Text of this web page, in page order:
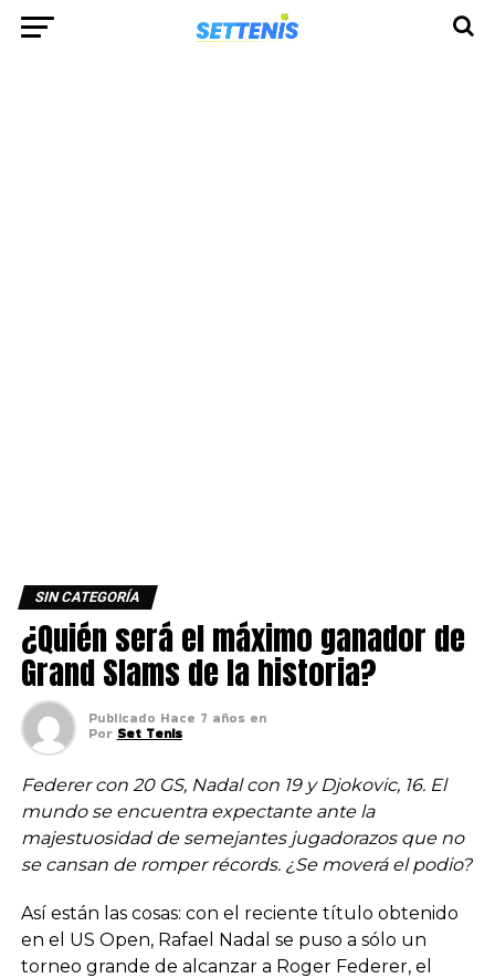
SIN CATEGORÍA
¿Quién será el máximo ganador de
Grand Slams de la historia?
Publicado Hace 7 años en
Por Set Tenis
Federer con 20 GS, Nadal con 19 y Djokovic, 16. El
mundo se encuentra expectante ante la
majestuosidad de semejantes jugadorazos que no
se cansan de romper récords. ¿Se moverá el podio?
Así están las cosas: con el reciente título obtenido
en el US Open, Rafael Nadal se puso a sólo un
torneo grande de alcanzar a Roger Federer, el